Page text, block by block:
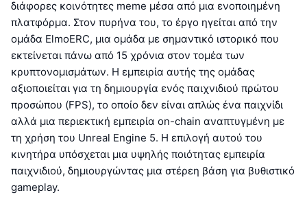
διάφορες κοινότητες meme μέσα από μια ενοποιημένη
πλατφόρμα. Στον πυρήνα του, το έργο ηγείται από την
ομάδα ElmoERC, μια ομάδα με σημαντικό ιστορικό που
εκτείνεται πάνω από 15 χρόνια στον τομέα των
κρυπτονομισμάτων. Η εμπειρία αυτής της ομάδας
αξιοποιείται για τη δημιουργία ενός παιχνιδιού πρώτου
προσώπου (FPS), το οποίο δεν είναι απλώς ένα παιχνίδι
αλλά μια περιεκτική εμπειρία on-chain αναπτυγμένη με
τη χρήση του Unreal Engine 5. Η επιλογή αυτού του
κινητήρα υπόσχεται μια υψηλής ποιότητας εμπειρία
παιχνιδιού, δημιουργώντας μια στέρεη βάση για βυθιστικό
gameplay.